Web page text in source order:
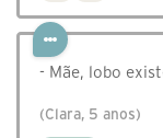
- Mãe, lobo
(Clara, 5 anos)